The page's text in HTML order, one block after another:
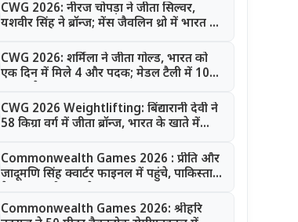
CWG 2026: नीरज चोपड़ा ने जीता सिल्वर,
यशवीर सिंह ने ब्रॉन्ज; मेंस जैवलिन थ्रो में भारत का
CWG 2026: शर्मिला ने जीता गोल्ड, भारत को
एक दिन में मिले 4 और पदक; मेडल टैली में 10
CWG 2026 Weightlifting: बिंद्यारानी देवी ने
58 किग्रा वर्ग में जीता ब्रॉन्ज, भारत के खाते में
Commonwealth Games 2026 : प्रीति और
जादूमणि सिंह क्वार्टर फाइनल में पहुंचे, पाकिस्तान
Commonwealth Games 2026: श्रीहरि